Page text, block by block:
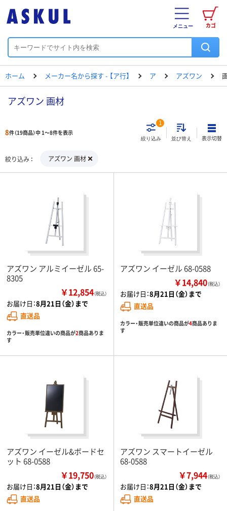
カゴ
メニュー
ホーム メーカー名から探す - 【ア行】 ア アズワン
アズワン 画材
8件（19商品）中 1～8件を表示
絞り込み
1
並び替え 表示切替
絞り込み アズワン 画材
アズワン アルミイーゼル 65-
8305
￥12,854（税込）
お届け日：8月21日（金）まで
直送品
カラー・販売単位違いの商品が2商品ありま
す
アズワン イーゼル 68-0588
￥14,840（税込）
お届け日：8月21日（金）まで
直送品
カラー・販売単位違いの商品が4商品ありま
す
アズワン イーゼル&ボードセ
ット 68-0588
￥19,750（税込）
お届け日：8月21日（金）まで
直送品
アズワン スマートイーゼル
68-0588
￥7,944（税込）
お届け日：8月21日（金）まで
直送品